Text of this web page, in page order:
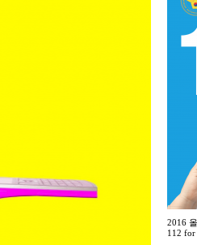
2016
112 for